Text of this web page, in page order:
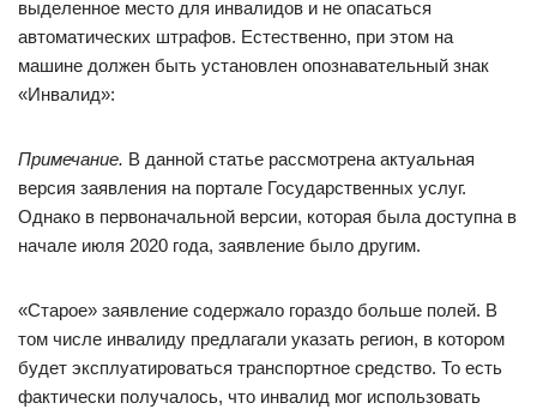
выделенное место для инвалидов и не опасаться
автоматических штрафов. Естественно, при этом на
машине должен быть установлен опознавательный знак
«Инвалид»:
Примечание. В данной статье рассмотрена актуальная
версия заявления на портале Государственных услуг.
Однако в первоначальной версии, которая была доступна в
начале июля 2020 года, заявление было другим.
«Старое» заявление содержало гораздо больше полей. В
том числе инвалиду предлагали указать регион, в котором
будет эксплуатироваться транспортное средство. То есть
фактически получалось, что инвалид мог использовать